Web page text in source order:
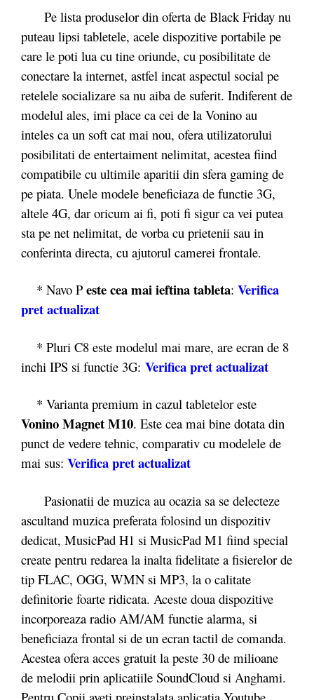
Pe lista produselor din oferta de Black Friday nu
puteau lipsi tabletele, acele dispozitive portabile pe
care le poti lua cu tine oriunde, cu posibilitate de
conectare la internet, astfel incat aspectul social pe
retelele socializare sa nu aiba de suferit. Indiferent de
modelul ales, imi place ca cei de la Vonino au
inteles ca un soft cat mai nou, ofera utilizatorului
posibilitati de entertaiment nelimitat, acestea fiind
compatibile cu ultimile aparitii din sfera gaming de
pe piata. Unele modele beneficiaza de functie 3G,
altele 4G, dar oricum ai fi, poti fi sigur ca vei putea
sta pe net nelimitat, de vorba cu prietenii sau in
conferinta directa, cu ajutorul camerei frontale.
* Navo P este cea mai ieftina tableta: Verifica
pret actualizat
* Pluri C8 este modelul mai mare, are ecran de 8
inchi IPS si functie 3G: Verifica pret actualizat
* Varianta premium in cazul tabletelor este
Vonino Magnet M10. Este cea mai bine dotata din
punct de vedere tehnic, comparativ cu modelele de
mai sus: Verifica pret actualizat
Pasionatii de muzica au ocazia sa se delecteze
ascultand muzica preferata folosind un dispozitiv
dedicat, MusicPad H1 si MusicPad M1 fiind special
create pentru redarea la inalta fidelitate a fisierelor de
tip FLAC, OGG, WMN si MP3, la o calitate
definitorie foarte ridicata. Aceste doua dispozitive
incorporeaza radio AM/AM functie alarma, si
beneficiaza frontal si de un ecran tactil de comanda.
Acestea ofera acces gratuit la peste 30 de milioane
de melodii prin aplicatiile SoundCloud si Anghami.
Pentru Copii aveti preinstalata aplicatia Youtube